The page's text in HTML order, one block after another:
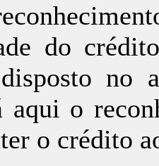
do
no
aqui o
o crédito